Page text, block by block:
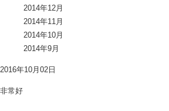
2014年12月
2014年11月
2014年10月
2014年9月
2016年10月02日
非常好